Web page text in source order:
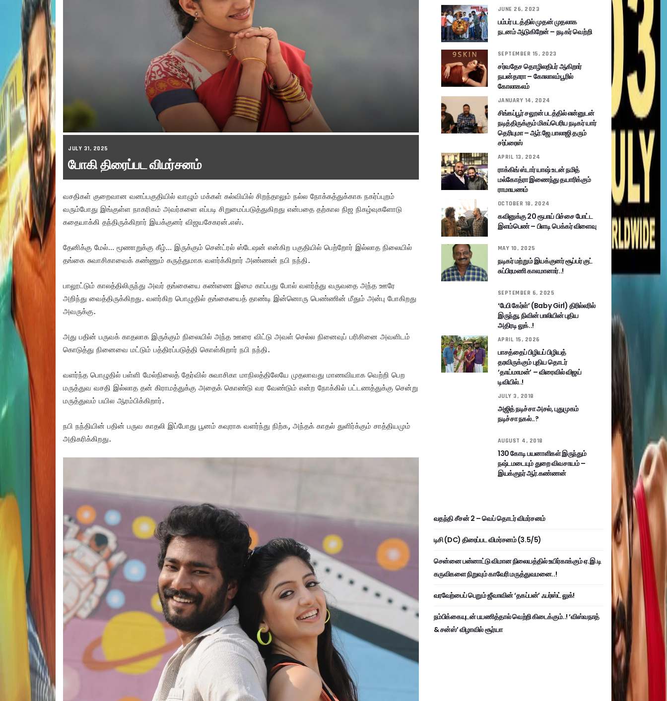
JULY 31, 2025
போகி திரைப்பட விமர்சனம்
வசதிகள் குறைவான வனப்பகுதியில் வாழும் மக்கள் கல்வியில் சிறந்தாலும் நல்ல நோக்கத்துக்காக நகர்ப்புறம்
வரும்போது இங்குள்ள நாகரிகம் அவர்களை எப்படி சிறுமைப்படுத்துகிறது என்பதை தற்கால நிஜ நிகழ்வுகளோடு
கதையாக்கி தந்திருக்கிறார் இயக்குனர் விஜயசேகரன்.எஸ்.
தேனிக்கு மேல்… மூணாறுக்கு கீழ்… இருக்கும் சென்ட்ரல் ஸ்டேஷன் என்கிற பகுதியில் பெற்றோர் இல்லாத நிலையில்
தங்கை சுவாசிகாவைக் கண்ணும் கருத்துமாக வளர்க்கிறார் அண்ணன் நபி நந்தி.
பாலூட்டும் காலத்திலிருந்து அவர் தங்கையை கண்ணை இமை காப்பது போல் வளர்த்து வருவதை அந்த ஊரே
அறிந்து வைத்திருக்கிறது. வளர்கிற பொழுதில் தங்கையைத் தாண்டி இன்னொரு பெண்ணின் மீதும் அன்பு போகிறது
அவருக்கு.
அது பதின் பருவக் காதலாக இருக்கும் நிலையில் அந்த ஊரை விட்டு அவள் செல்ல நினைவுப் பரிசினை அவளிடம்
கொடுத்து நினைவை மட்டும் பத்திரப்படுத்தி கொள்கிறார் நபி நந்தி.
வளர்ந்த பொழுதில் பள்ளி மேல்நிலைத் தேர்வில் சுவாசிகா மாநிலத்திலேயே முதலாவது மாணவியாக வெற்றி பெற
மருத்துவ வசதி இல்லாத தன் கிராமத்துக்கு அதைக் கொண்டு வர வேண்டும் என்ற நோக்கில் பட்டணத்துக்கு சென்று
மருத்துவம் பயில ஆரம்பிக்கிறார்.
நபி நந்தியின் பதின் பருவ காதலி இப்போது பூனம் கவுராக வளர்ந்து நிற்க, அந்தக் காதல் துளிர்க்கும் சாத்தியமும்
அதிகரிக்கிறது.
JUNE 26, 2023
பம்பர் படத்தில் முதன் முதலாக
நடனம் ஆடுகிறேன் – நடிகர் வெற்றி
SEPTEMBER 15, 2023
சர்வதேச தொழிலதிபர் ஆகிறார்
நயன்தாரா – கோலாலம்பூரில்
கோலாகலம்
JANUARY 14, 2024
சிங்கப்பூர் சலூன் படத்தில் என்னுடன்
நடித்திருக்கும் மிகப்பெரிய நடிகர் யார்
தெரியுமா – ஆர்.ஜே.பாலாஜி தரும்
சர்ப்ரைஸ்
APRIL 13, 2024
ராக்கிங் ஸ்டார் யாஷ் உடன் நமித்
மல்கோத்ரா இணைந்து தயாரிக்கும்
ராமாயணம்
OCTOBER 18, 2024
கவினுக்கு 20 ரூபாய் பிச்சை போட்ட
இளம்பெண் – பிளடி பெக்கர் விளைவு
MAY 10, 2025
நடிகர் மற்றும் இயக்குனர் சூப்பர் குட்
சுப்பிரமணி காலமானார்..!
SEPTEMBER 6, 2025
‘பேபி கேர்ள்’ (Baby Girl) திரில்லரில்
இருந்து, நிவின் பாலியின் புதிய
அதிரடி லுக்..!
APRIL 15, 2026
பாசத்தைப் பிழியப் பிழியத்
தரவிருக்கும் புதிய தொடர்
‘தாய்மாமன்’ – விரைவில் விஜய்
டிவியில்..!
JULY 3, 2018
அஜித் நடிச்சா அசல், புதுமுகம்
நடிச்சா நகல்..?
AUGUST 4, 2018
130 கோடி பயனாளிகள் இருந்தும்
நஷ்டமடையும் துறை விவசாயம் –
இயக்குநர் ஆர்.கண்ணன்
வதந்தி சீசன் 2 – வெப் தொடர் விமர்சனம்
டிசி (DC) திரைப்பட விமர்சனம் (3.5/5)
சென்னை பன்னாட்டு விமான நிலையத்தில் உயிர்காக்கும் ஏ.இ.டி
கருவிகளை நிறுவும் காவேரி மருத்துவமனை..!
வரவேற்பைப் பெறும் ஜீவாவின் ‘தகப்பன்’ ஃபர்ஸ்ட் லுக்!
நம்பிக்கையுடன் பயணித்தால் வெற்றி கிடைக்கும்..! ‘விஸ்வநாத்
& சன்ஸ்’ விழாவில் சூர்யா